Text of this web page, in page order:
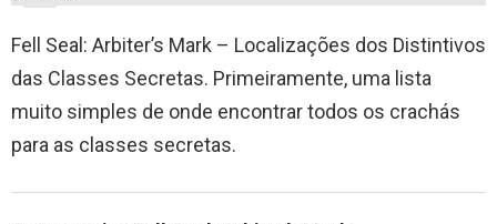
Fell Seal: Arbiter’s Mark – Localizações dos Distintivos
das Classes Secretas. Primeiramente, uma lista
muito simples de onde encontrar todos os crachás
para as classes secretas.